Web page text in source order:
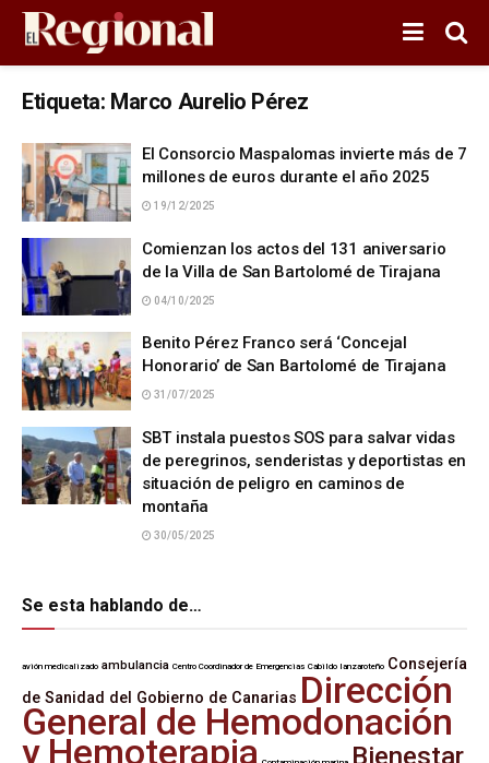
Etiqueta: Marco Aurelio Pérez
El Consorcio Maspalomas invierte más de 7
millones de euros durante el año 2025
19/12/2025
Comienzan los actos del 131 aniversario
de la Villa de San Bartolomé de Tirajana
04/10/2025
Benito Pérez Franco será ‘Concejal
Honorario’ de San Bartolomé de Tirajana
31/07/2025
SBT instala puestos SOS para salvar vidas
de peregrinos, senderistas y deportistas en
situación de peligro en caminos de
montaña
30/05/2025
Se esta hablando de…
avión medicalizado ambulancia Centro Coordinador de Emergencias Cabildo lanzaroteño Consejería
de Sanidad del Gobierno de Canarias Dirección
General de Hemodonación
y Hemoterapia
Bienestar